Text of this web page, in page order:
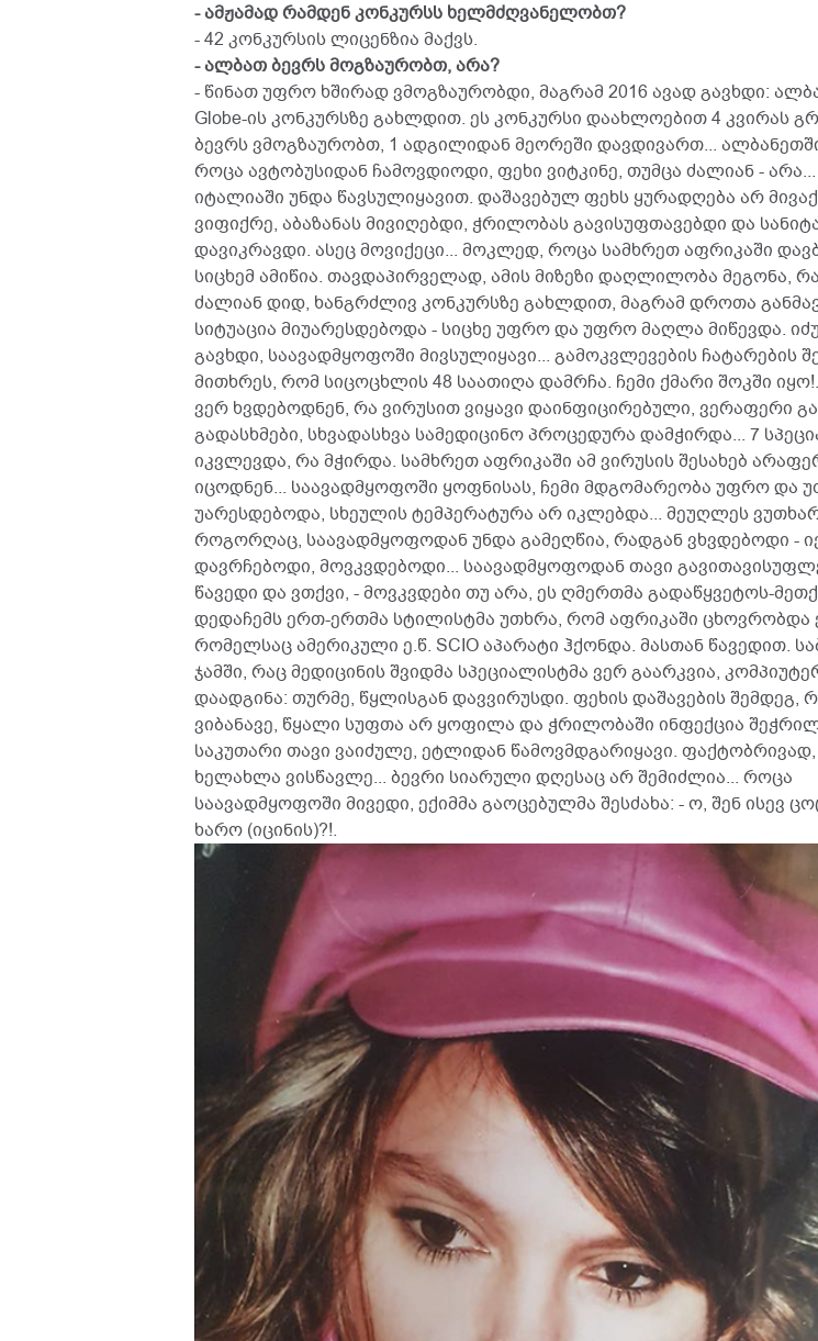
- ამჟამად რამდენ კონკურსს ხელმძღვანელობთ?
- 42 კონკურსის ლიცენზია მაქვს.
- ალბათ ბევრს მოგზაურობთ, არა?
- წინათ უფრო ხშირად ვმოგზაურობდი, მაგრამ 2016 ავად გავხდი:
Globe-ის კონკურსზე გახლდით. ეს კონკურსი დაახლოებით 4 კვირას
ბევრს ვმოგზაურობთ, 1 ადგილიდან მეორეში დავდივართ...
როცა ავტობუსიდან ჩამოვდიოდი, ფეხი ვიტკინე, თუმცა ძალიან -
იტალიაში უნდა წავსულიყავით. დაშავებულ ფეხს ყურადღება არ
ვიფიქრე, აბაზანას მივიღებდი, ჭრილობას გავისუფთავებდი და
დავიკრავდი. ასეც მოვიქეცი... მოკლედ, როცა სამხრეთ აფრიკაში
სიცხემ ამიწია. თავდაპირველად, ამის მიზეზი დაღლილობა მეგონა,
ძალიან დიდ, ხანგრძლივ კონკურსზე გახლდით, მაგრამ დროთა
სიტუაცია მიუარესდებოდა - სიცხე უფრო და უფრო მაღლა მიწევდა.
გავხდი, საავადმყოფოში მივსულიყავი... გამოკვლევების ჩატარების
მითხრეს, რომ სიცოცხლის 48 საათიღა დამრჩა. ჩემი ქმარი შოკში
ვერ ხვდებოდნენ, რა ვირუსით ვიყავი დაინფიცირებული, ვერაფერი
გადასხმები, სხვადასხვა სამედიცინო პროცედურა დამჭირდა... 7
იკვლევდა, რა მჭირდა. სამხრეთ აფრიკაში ამ ვირუსის შესახებ
იცოდნენ... საავადმყოფოში ყოფნისას, ჩემი მდგომარეობა უფრო და
უარესდებოდა, სხეულის ტემპერატურა არ იკლებდა... მეუღლეს
როგორღაც, საავადმყოფოდან უნდა გამეღწია, რადგან ვხვდებოდი -
დავრჩებოდი, მოვკვდებოდი... საავადმყოფოდან თავი
წავედი და ვთქვი, - მოვკვდები თუ არა, ეს ღმერთმა გადაწყვეტოს-
დედაჩემს ერთ-ერთმა სტილისტმა უთხრა, რომ აფრიკაში ცხოვრობდა
რომელსაც ამერიკული ე.წ. SCIO აპარატი ჰქონდა. მასთან წავედით.
ჯამში, რაც მედიცინის შვიდმა სპეციალისტმა ვერ გაარკვია,
დაადგინა: თურმე, წყლისგან დავვირუსდი. ფეხის დაშავების შემდეგ,
ვიბანავე, წყალი სუფთა არ ყოფილა და ჭრილობაში ინფექცია
საკუთარი თავი ვაიძულე, ეტლიდან წამოვმდგარიყავი.
ხელახლა ვისწავლე... ბევრი სიარული დღესაც არ შემიძლია... როცა
საავადმყოფოში მივედი, ექიმმა გაოცებულმა შესძახა: - ო, შენ ისევ
ხარო (იცინის)?!.